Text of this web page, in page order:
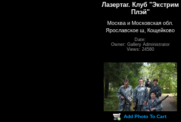
Лазертаг. Клуб "Экстрим
Плэй"
Москва и Московская обл.
Ярославское ш, Кощейково
Date:
Owner: Gallery Administrator
Views: 24580
Add Photo To Cart